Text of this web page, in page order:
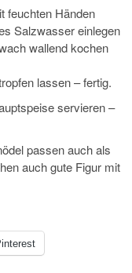
feuchten Händen
Salzwasser einlegen
wallend kochen
lassen – fertig.
servieren –
passen auch als
auch gute Figur mit